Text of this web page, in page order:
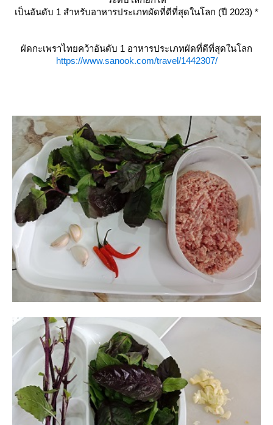
เป็นอันดับ 1 สำหรับอาหารประเภทผัดที่ดีที่สุดในโลก (ปี 2023) *
ผัดกะเพราไทยคว้าอันดับ 1 อาหารประเภทผัดที่ดีที่สุดในโลก
https://www.sanook.com/travel/1442307/